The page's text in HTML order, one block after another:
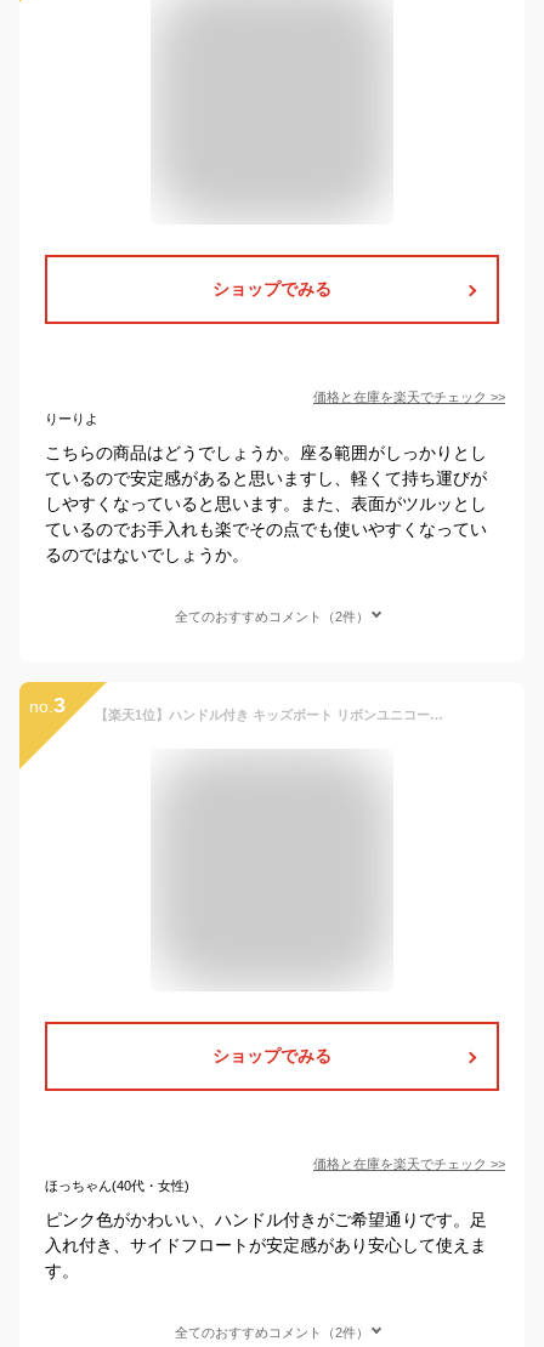
ショップでみる
価格と在庫を楽天でチェック >>
りーりよ
こちらの商品はどうでしょうか。座る範囲がしっかりとし
ているので安定感があると思いますし、軽くて持ち運びが
しやすくなっていると思います。また、表面がツルッとし
ているのでお手入れも楽でその点でも使いやすくなってい
るのではないでしょうか。
全てのおすすめコメント（2件）
no. 3 【楽天1位】ハンドル付き キッズボート リボンユニコーン ピンクブロッサム ベビーボート 赤ちゃん 幼児用 浮き輪 プール 海 ラメ 足入れ ビーチグッズ キッズ 足穴 水遊び 海水浴 足抜き 浮輪 うきわ 子供 ビーチ 夏 こども ネコポス送料無料
ショップでみる
価格と在庫を楽天でチェック >>
ほっちゃん(40代・女性)
ピンク色がかわいい、ハンドル付きがご希望通りです。足
入れ付き、サイドフロートが安定感があり安心して使えま
す。
全てのおすすめコメント（2件）